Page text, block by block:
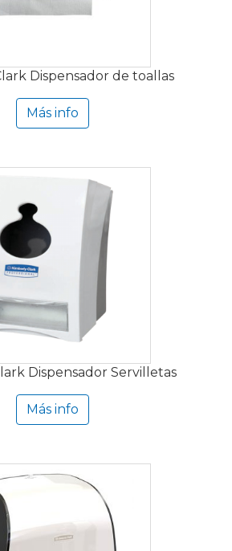
Dispensador de toallas
Más info
Dispensador Servilletas
Más info